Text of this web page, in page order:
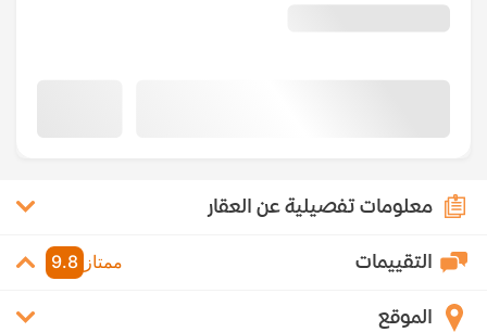
معلومات تفصيلية عن العقار
التقييمات ممتاز 9.8
الموقع